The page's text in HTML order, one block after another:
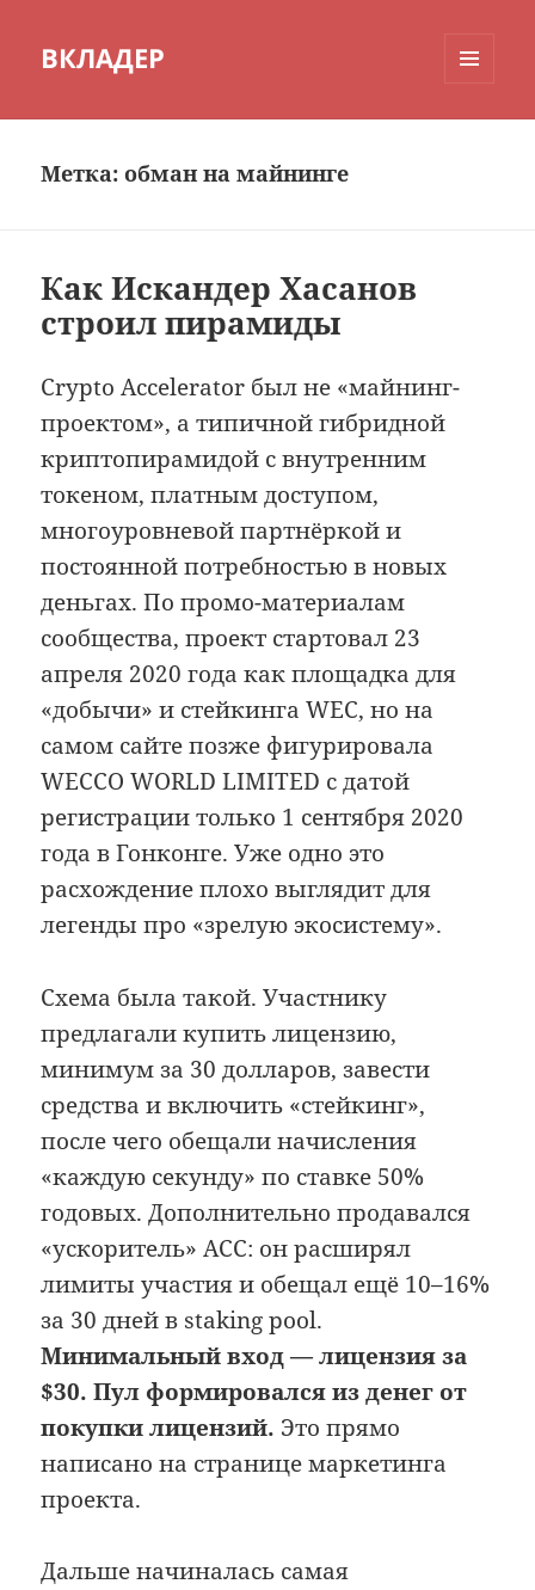
ВКЛАДЕР
Метка:обман на майнинге
Как Искандер Хасанов
строил пирамиды
Crypto Accelerator был не «майнинг-
проектом», а типичной гибридной
криптопирамидой с внутренним
токеном, платным доступом,
многоуровневой партнёркой и
постоянной потребностью в новых
деньгах. По промо-материалам
сообщества, проект стартовал 23
апреля 2020 года как площадка для
«добычи» и стейкинга WEC, но на
самом сайте позже фигурировала
WECCO WORLD LIMITED с датой
регистрации только 1 сентября 2020
года в Гонконге. Уже одно это
расхождение плохо выглядит для
легенды про «зрелую экосистему».
Схема была такой. Участнику
предлагали купить лицензию,
минимум за 30 долларов, завести
средства и включить «стейкинг»,
после чего обещали начисления
«каждую секунду» по ставке 50%
годовых. Дополнительно продавался
«ускоритель» ACC: он расширял
лимиты участия и обещал ещё 10–16%
за 30 дней в staking pool.
Минимальный вход — лицензия за
$30. Пул формировался из денег от
покупки лицензий. Это прямо
написано на странице маркетинга
проекта.
Дальше начиналась самая